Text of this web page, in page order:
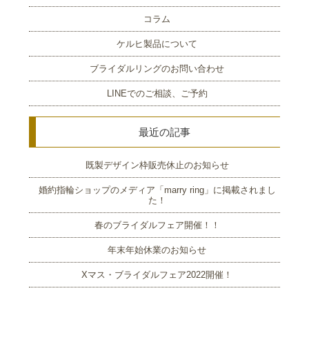
コラム
ケルヒ製品について
ブライダルリングのお問い合わせ
LINEでのご相談、ご予約
最近の記事
既製デザイン枠販売休止のお知らせ
婚約指輪ショップのメディア「marry ring」に掲載されまし
た！
春のブライダルフェア開催！！
年末年始休業のお知らせ
Xマス・ブライダルフェア2022開催！